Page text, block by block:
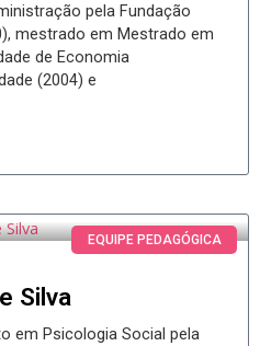
pela Fundação
mestrado em Mestrado em
de Economia
(2004) e
EQUIPE PEDAGÓGICA
Silva
em Psicologia Social pela